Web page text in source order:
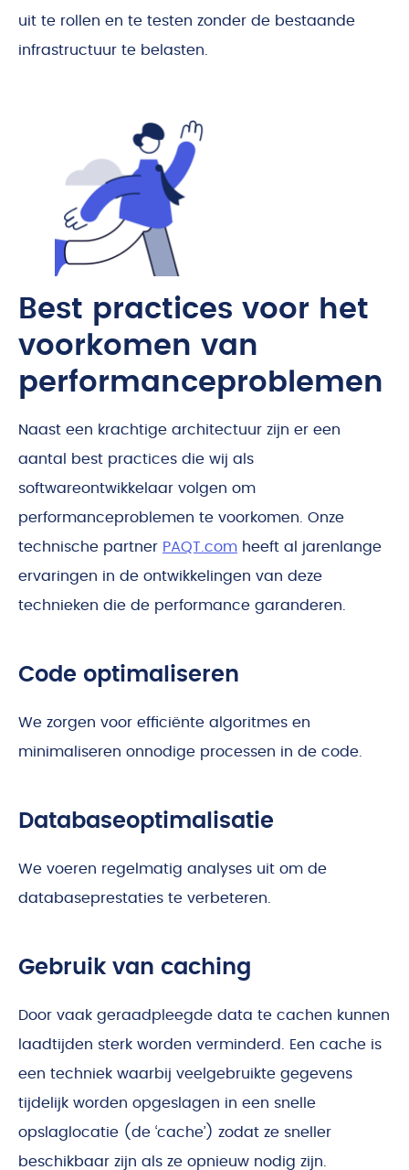
uit te rollen en te testen zonder de bestaande
infrastructuur te belasten.
Best practices voor het
voorkomen van
performanceproblemen
Naast een krachtige architectuur zijn er een
aantal best practices die wij als
softwareontwikkelaar volgen om
performanceproblemen te voorkomen. Onze
technische partner PAQT.com heeft al jarenlange
ervaringen in de ontwikkelingen van deze
technieken die de performance garanderen.
Code optimaliseren
We zorgen voor efficiënte algoritmes en
minimaliseren onnodige processen in de code.
Databaseoptimalisatie
We voeren regelmatig analyses uit om de
databaseprestaties te verbeteren.
Gebruik van caching
Door vaak geraadpleegde data te cachen kunnen
laadtijden sterk worden verminderd. Een cache is
een techniek waarbij veelgebruikte gegevens
tijdelijk worden opgeslagen in een snelle
opslaglocatie (de ‘cache’) zodat ze sneller
beschikbaar zijn als ze opnieuw nodig zijn.